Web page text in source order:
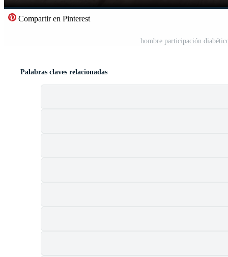
Compartir en Pinterest
hombre participación
Palabras claves relacionadas